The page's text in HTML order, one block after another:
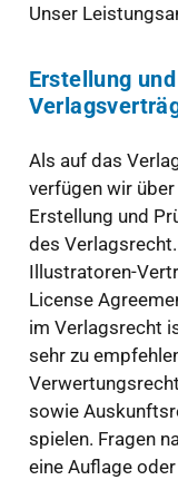
Unser
Erstellung
Als auf das
verfügen wir
Erstellung und
des
Illustratoren-
License
im Verlagsrecht
sehr zu
sowie
spielen. Fragen
eine Auflage